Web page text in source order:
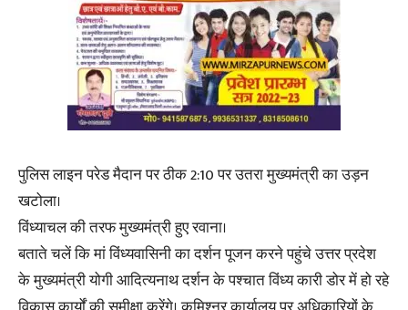
पुलिस लाइन परेड मैदान पर ठीक 2:10 पर उतरा मुख्यमंत्री का उड़न
खटोला।
विंध्याचल की तरफ मुख्यमंत्री हुए रवाना।
बताते चलें कि मां विंध्यवासिनी का दर्शन पूजन करने पहुंचे उत्तर प्रदेश
के मुख्यमंत्री योगी आदित्यनाथ दर्शन के पश्चात विंध्य कारी डोर में हो रहे